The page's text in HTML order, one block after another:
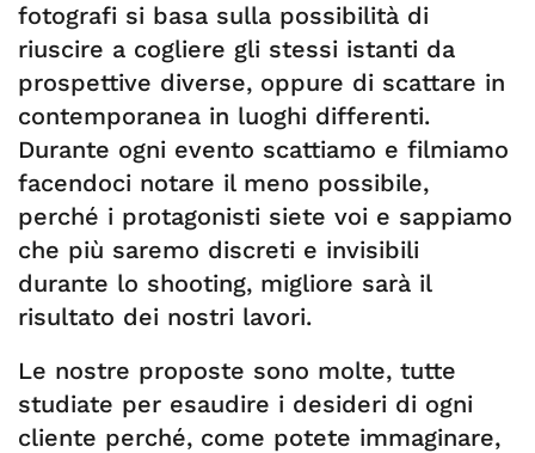
fotografi si basa sulla possibilità di
riuscire a cogliere gli stessi istanti da
prospettive diverse, oppure di scattare in
contemporanea in luoghi differenti.
Durante ogni evento scattiamo e filmiamo
facendoci notare il meno possibile,
perché i protagonisti siete voi e sappiamo
che più saremo discreti e invisibili
durante lo shooting, migliore sarà il
risultato dei nostri lavori.
Le nostre proposte sono molte, tutte
studiate per esaudire i desideri di ogni
cliente perché, come potete immaginare,